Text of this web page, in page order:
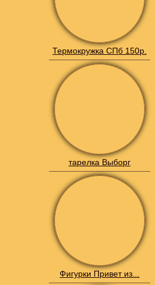
Термокружка СПб 150р.
тарелка Выборг
Фигурки Привет из...